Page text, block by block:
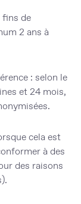
fins de
2 ans à
: selon le
et 24 mois,
cela est
à des
des raisons